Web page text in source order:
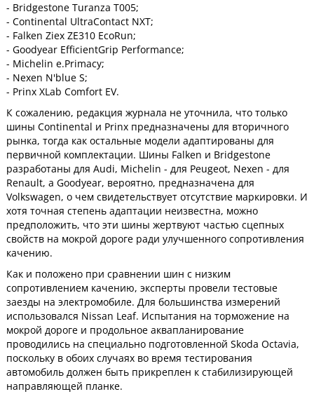
- Bridgestone Turanza T005;
- Continental UltraContact NXT;
- Falken Ziex ZE310 EcoRun;
- Goodyear EfficientGrip Performance;
- Michelin e.Primacy;
- Nexen N'blue S;
- Prinx XLab Comfort EV.
К сожалению, редакция журнала не уточнила, что только
шины Continental и Prinx предназначены для вторичного
рынка, тогда как остальные модели адаптированы для
первичной комплектации. Шины Falken и Bridgestone
разработаны для Audi, Michelin - для Peugeot, Nexen - для
Renault, а Goodyear, вероятно, предназначена для
Volkswagen, о чем свидетельствует отсутствие маркировки. И
хотя точная степень адаптации неизвестна, можно
предположить, что эти шины жертвуют частью сцепных
свойств на мокрой дороге ради улучшенного сопротивления
качению.
Как и положено при сравнении шин с низким
сопротивлением качению, эксперты провели тестовые
заезды на электромобиле. Для большинства измерений
использовался Nissan Leaf. Испытания на торможение на
мокрой дороге и продольное аквапланирование
проводились на специально подготовленной Skoda Octavia,
поскольку в обоих случаях во время тестирования
автомобиль должен быть прикреплен к стабилизирующей
направляющей планке.